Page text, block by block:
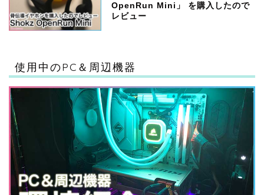
OpenRun Mini」 を購入したので
レビュー
使用中のPC＆周辺機器
ゲーム
ソフトウェア・サービス
ガジェット